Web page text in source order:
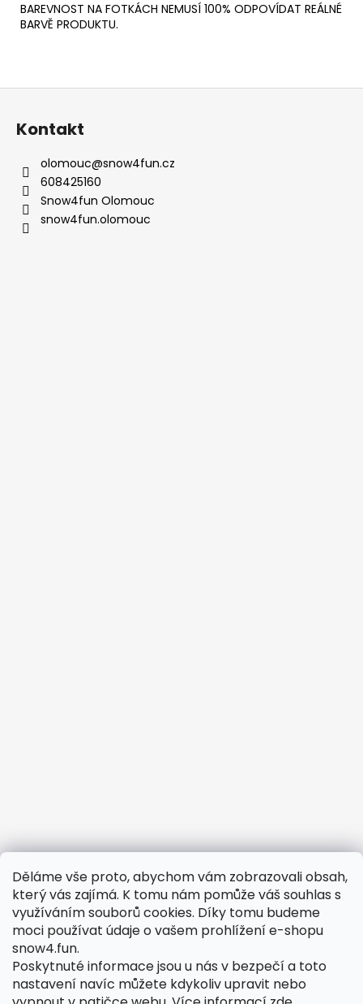
Děláme vše proto, abychom vám zobrazovali obsah,
který vás zajímá. K tomu nám pomůže váš souhlas s
využíváním souborů cookies. Díky tomu budeme
moci používat údaje o vašem prohlížení e-shopu
snow4.fun.
Poskytnuté informace jsou u nás v bezpečí a toto
nastavení navíc můžete kdykoliv upravit nebo
BAREVNOST NA FOTKÁCH NEMUSÍ 100% ODPOVÍDAT REÁLNÉ
BARVĚ PRODUKTU.
Kontakt
olomouc@snow4fun.cz
608425160
Snow4fun Olomouc
snow4fun.olomouc
Potřebujete vyřešit reklamaci?
Obchodní podmínky
Odstoupení od smlouvy
Podmínky ochrany osobních údajů
Reklamační formulář